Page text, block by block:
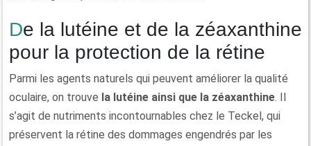
De la lutéine et de la zéaxanthine
pour la protection de la rétine
Parmi les agents naturels qui peuvent améliorer la qualité
oculaire, on trouve la lutéine ainsi que la zéaxanthine. Il
s’agit de nutriments incontournables chez le Teckel, qui
préservent la rétine des dommages engendrés par les